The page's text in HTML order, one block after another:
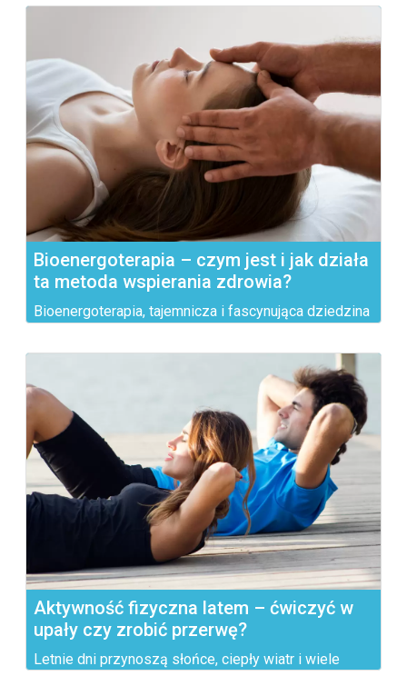
wizyta...
Bioenergoterapia – czym jest i jak działa
ta metoda wspierania zdrowia?
Bioenergoterapia, tajemnicza i fascynująca dziedzina
Aktywność fizyczna latem – ćwiczyć w
upały czy zrobić przerwę?
Letnie dni przynoszą słońce, ciepły wiatr i wiele